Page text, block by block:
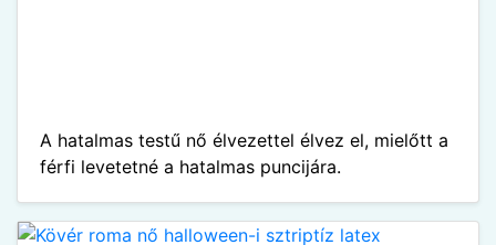
A hatalmas testű nő élvezettel élvez el, mielőtt a
férfi levetetné a hatalmas puncijára.